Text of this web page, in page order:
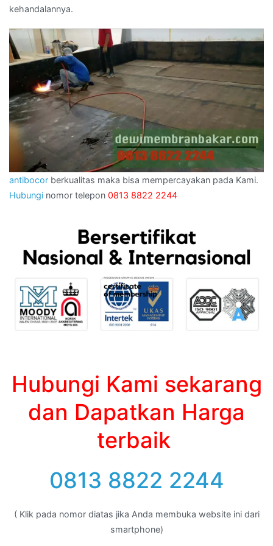
kehandalannya.
antibocor berkualitas maka bisa mempercayakan pada Kami.
Hubungi nomor telepon 0813 8822 2244
Hubungi Kami sekarang
dan Dapatkan Harga
terbaik
0813 8822 2244
( Klik pada nomor diatas jika Anda membuka website ini dari
smartphone)